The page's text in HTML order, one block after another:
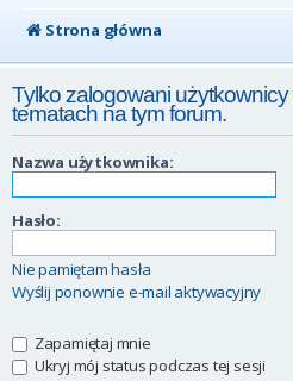
Strona główna
Tylko zalogowani
tematach na tym forum.
Nazwa użytkownika:
Hasło:
Nie pamiętam hasła
Wyślij ponownie e-mail aktywacyjny
Zapamiętaj mnie
Ukryj mój status podczas tej sesji